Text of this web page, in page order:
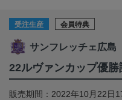
受注生産 会員特典
サンフレッチェ広島
22ルヴァンカップ優
販売期間：2022年10月22日